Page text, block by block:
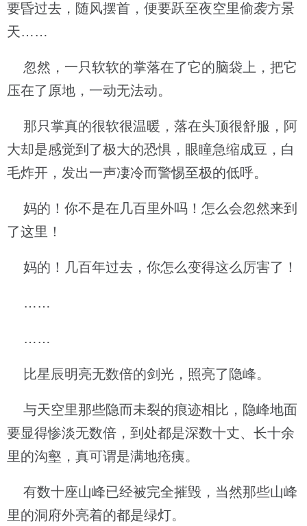
要昏过去，随风摆首，便要跃至夜空里偷袭方景
天……
忽然，一只软软的掌落在了它的脑袋上，把它
压在了原地，一动无法动。
那只掌真的很软很温暖，落在头顶很舒服，阿
大却是感觉到了极大的恐惧，眼瞳急缩成豆，白
毛炸开，发出一声凄冷而警惕至极的低呼。
妈的！你不是在几百里外吗！怎么会忽然来到
了这里！
妈的！几百年过去，你怎么变得这么厉害了！
……
……
比星辰明亮无数倍的剑光，照亮了隐峰。
与天空里那些隐而未裂的痕迹相比，隐峰地面
要显得惨淡无数倍，到处都是深数十丈、长十余
里的沟壑，真可谓是满地疮痍。
有数十座山峰已经被完全摧毁，当然那些山峰
里的洞府外亮着的都是绿灯。